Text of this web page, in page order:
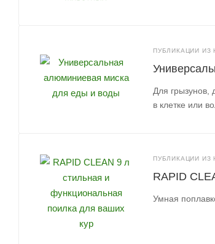
ПУБЛИКАЦИИ ИЗ
Для грызунов,
в клетке или
ПУБЛИКАЦИИ ИЗ
RAPID
Умная